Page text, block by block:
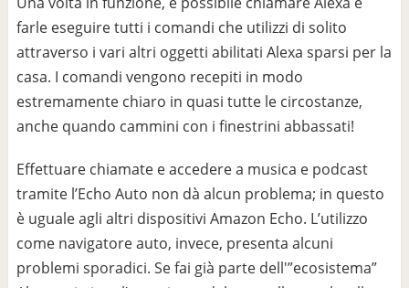
farle eseguire tutti i comandi che utilizzi di solito
attraverso i vari altri oggetti abilitati Alexa sparsi per la
casa. I comandi vengono recepiti in modo
estremamente chiaro in quasi tutte le circostanze,
anche quando cammini con i finestrini abbassati!
Effettuare chiamate e accedere a musica e podcast
tramite l’Echo Auto non dà alcun problema; in questo
è uguale agli altri dispositivi Amazon Echo. L’utilizzo
come navigatore auto, invece, presenta alcuni
problemi sporadici. Se fai già parte dell'”ecosistema”